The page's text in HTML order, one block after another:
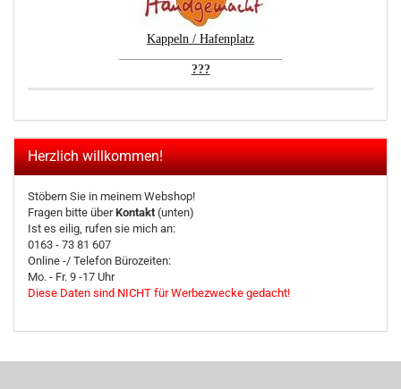
Kappeln / Hafenplatz
???
Herzlich willkommen!
Stöbern Sie in meinem Webshop!
Fragen bitte überKontakt (unten)
Ist es eilig, rufen sie mich an:
0163 - 73 81 607
Online -/ Telefon Bürozeiten:
Mo. - Fr. 9 -17 Uhr
Diese Daten sind NICHT für Werbezwecke gedacht!